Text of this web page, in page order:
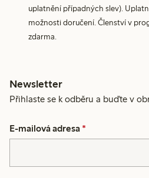
uplatnění případných slev).
možnosti doručení. Členství v
zdarma.
Newsletter
Přihlaste se k odběru a buďte v
E-mailová adresa *